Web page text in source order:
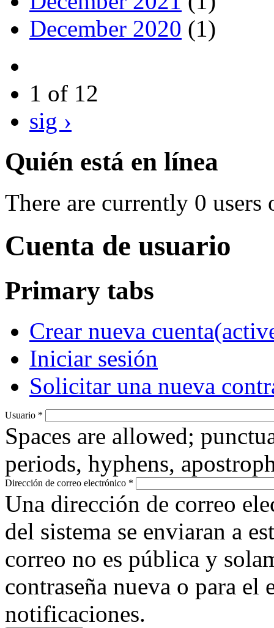
December 2020 (1)
1 of 12
sig ›
Quién está en línea
There are currently 0 users
Cuenta de usuario
Primary tabs
Crear nueva cuenta
Iniciar sesión
Solicitar una nueva
Usuario *
Spaces are allowed;
periods, hyphens,
Dirección de correo electrónico *
Una dirección de correo
del sistema se enviaran a
correo no es pública y
contraseña nueva o para
notificaciones.